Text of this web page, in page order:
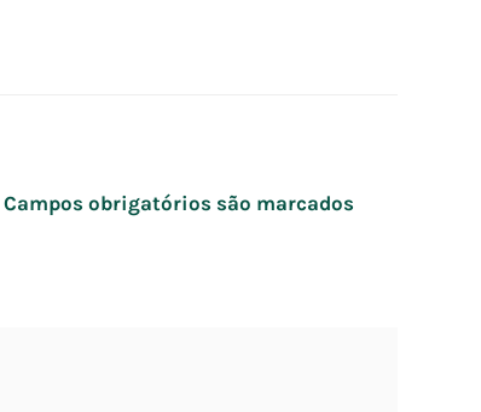
Campos obrigatórios são marcados